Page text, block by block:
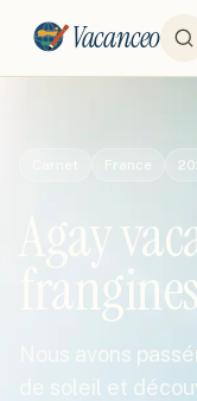
Vacanceo
France
Agay
Nous avons
de soleil et